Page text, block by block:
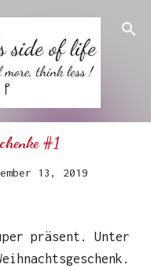
#1
13, 2019
präsent. Unter